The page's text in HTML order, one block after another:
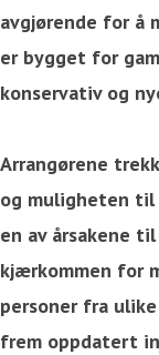
avgjørende for å
er bygget for
konservativ og
Arrangørene
og muligheten til
en av årsakene
kjærkommen for
personer fra
frem oppdatert